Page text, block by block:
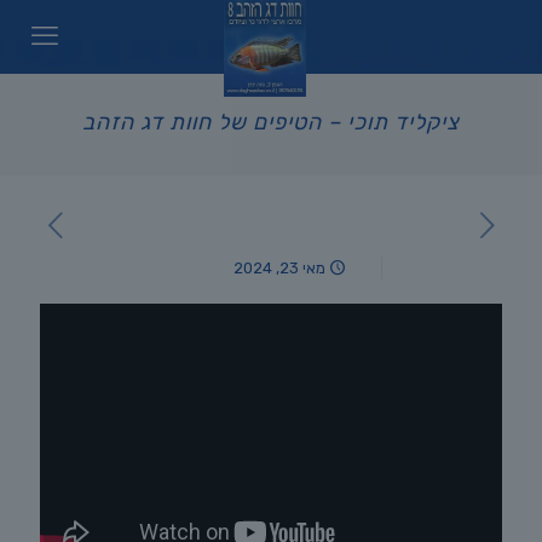
ציקליד תוכי – הטיפים של חוות דג הזהב
מאי 23, 2024